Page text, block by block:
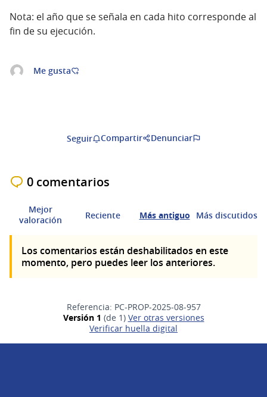
Nota: el año que se señala en cada hito corresponde al
fin de su ejecución.
Me gusta
Seguir Compartir Denunciar
0 comentarios
Mejor
valoración
Reciente Más antiguo Más discutidos
Los comentarios están deshabilitados en este
momento, pero puedes leer los anteriores.
Referencia: PC-PROP-2025-08-957
Versión 1 (de 1)
ver otras versiones
Verificar huella digital